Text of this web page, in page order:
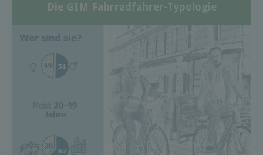
Die GIM Fahrradfahrer-Typologie